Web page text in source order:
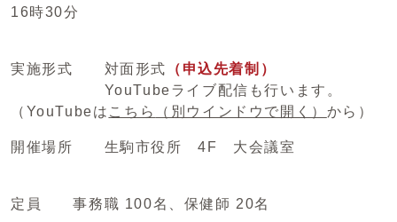
16時30分
実施形式 対面形式
（申込先着制）
YouTubeライブ配信も行います。
（YouTubeは こちら （別ウインドウで開く） から）
開催場所 生駒市役所 4F 大会議室
定員 事務職 100名、保健師 20名